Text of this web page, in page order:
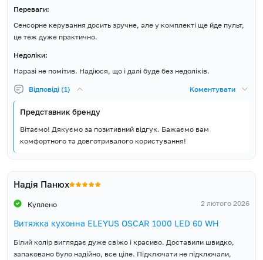
Переваги:
Сенсорне керування досить зручне, але у комплекті ще йде пульт,
це теж дуже практично.
Недоліки:
Наразі не помітив. Надіюся, що і далі буде без недоліків.
Відповіді (1) Коментувати
Представник бренду
Вітаємо! Дякуємо за позитивний відгук. Бажаємо вам
комфортного та довготривалого користування!
Надія Панюх
Куплено 2 лютого 2026
Витяжка кухонна ELEYUS OSCAR 1000 LED 60 WH
Білий колір виглядає дуже свіжо і красиво. Доставили швидко,
запаковано було надійно, все ціле. Підключати не підключали,